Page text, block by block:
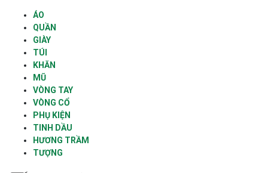
ÁO
QUẦN
GIÀY
TÚI
KHĂN
MŨ
VÒNG TAY
VÒNG CỔ
PHỤ KIỆN
TINH DẦU
HƯƠNG TRẦM
TƯỢNG